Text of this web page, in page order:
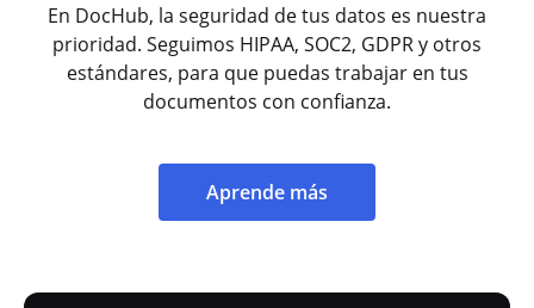
En DocHub, la seguridad de tus datos es nuestra
prioridad. Seguimos HIPAA, SOC2, GDPR y otros
estándares, para que puedas trabajar en tus
documentos con confianza.
Aprende más